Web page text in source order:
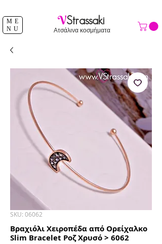
ME
NU
VStrassaki
Ατσάλινα κοσμήματα
SKU: 06062
Βραχιόλι Χειροπέδα από Ορείχαλκο
Slim Bracelet Ροζ Χρυσό > 6062